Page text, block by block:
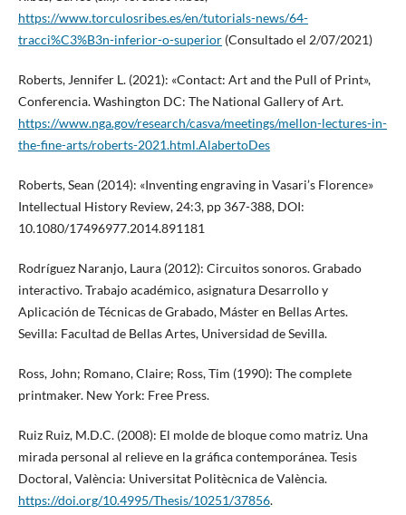
https://www.torculosribes.es/en/tutorials-news/64-
tracci%C3%B3n-inferior-o-superior(Consultado el 2/07/2021)
Roberts, Jennifer L. (2021): «Contact: Art and the Pull of Print»,
Conferencia. Washington DC: The National Gallery of Art.
https://www.nga.gov/research/casva/meetings/mellon-lectures-in-
the-fine-arts/roberts-2021.html.AlabertoDes
Roberts, Sean (2014): «Inventing engraving in Vasari’s Florence»
Intellectual History Review, 24:3, pp 367-388, DOI:
10.1080/17496977.2014.891181
Rodríguez Naranjo, Laura (2012): Circuitos sonoros. Grabado
interactivo. Trabajo académico, asignatura Desarrollo y
Aplicación de Técnicas de Grabado, Máster en Bellas Artes.
Sevilla: Facultad de Bellas Artes, Universidad de Sevilla.
Ross, John; Romano, Claire; Ross, Tim (1990): The complete
printmaker. New York: Free Press.
Ruiz Ruiz, M.D.C. (2008): El molde de bloque como matriz. Una
mirada personal al relieve en la gráfica contemporánea. Tesis
Doctoral, València: Universitat Politècnica de València.
https://doi.org/10.4995/Thesis/10251/37856.